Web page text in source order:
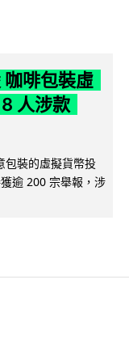
啡包裝虛
人涉款
包裝的虛擬貨幣投
逾 200 宗舉報，涉